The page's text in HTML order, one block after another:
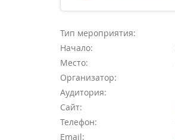
Тип мероприятия:
Начало:
Место:
Организатор:
Аудитория:
Сайт:
Телефон:
Email: